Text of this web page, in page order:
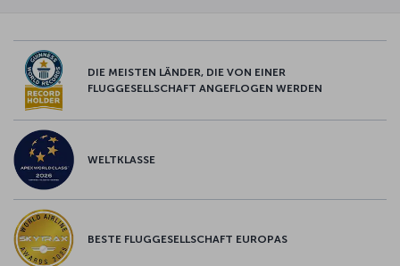
DIE MEISTEN LÄNDER, DIE VON EINER
FLUGGESELLSCHAFT ANGEFLOGEN WERDEN
WELTKLASSE
BESTE FLUGGESELLSCHAFT EUROPAS